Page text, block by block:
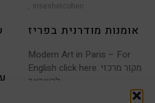
iriseshetcohen
אומנות מודרנית בפריז
Modern Art in Paris – For
English click here. מקור מרכזי
להשראה